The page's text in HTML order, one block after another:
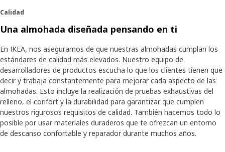
Calidad
Una almohada diseñada pensando en ti
En IKEA, nos aseguramos de que nuestras almohadas cumplan los
estándares de calidad más elevados. Nuestro equipo de
desarrolladores de productos escucha lo que los clientes tienen que
decir y trabaja constantemente para mejorar cada aspecto de las
almohadas. Esto incluye la realización de pruebas exhaustivas del
relleno, el confort y la durabilidad para garantizar que cumplen
nuestros rigurosos requisitos de calidad. También hacemos todo lo
posible por usar materiales duraderos que te ofrezcan un entorno
de descanso confortable y reparador durante muchos años.